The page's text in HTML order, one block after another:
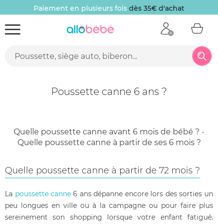
Paiement en plusieurs fois dès 35€ d'achat
Poussette canne 6 ans ?
Quelle poussette canne avant 6 mois de bébé ? -
Quelle poussette canne à partir de ses 6 mois ?
Quelle poussette canne à partir de 72 mois ?
La poussette canne6 ans dépanne encore lors des sorties un
peu longues en ville ou à la campagne ou pour faire plus
sereinement son shopping lorsque votre enfant fatigué.